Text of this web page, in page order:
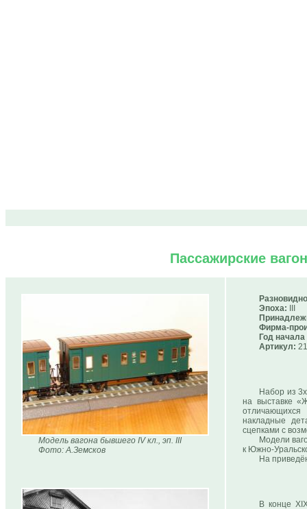
Пассажирские
Модель вагона бывшего IV кл., эп. III
Фото: А.Земсков
Эпоха:
Фирма-
Год
Артикул:
Набор из
на выставке
накладные
сцепками с
Модели
к Южно-
На
В конце